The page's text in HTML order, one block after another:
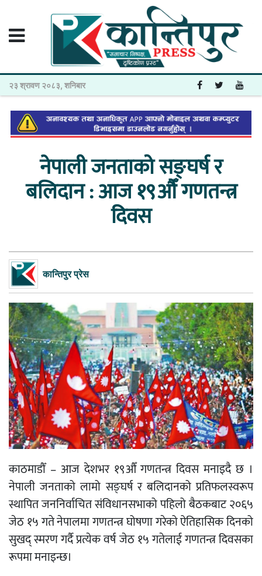
२३ श्रावण २०८३, शनिबार
नेपाली जनताको सङ्घर्ष र
बलिदान : आज १९औँ गणतन्त्र
दिवस
कान्तिपुर प्रेस
काठमाडौँ – आज देशभर १९औँ गणतन्त्र दिवस मनाइदै छ ।
नेपाली जनताको लामो सङ्घर्ष र बलिदानको प्रतिफलस्वरूप
स्थापित जननिर्वाचित संविधानसभाको पहिलो बैठकबाट २०६५
जेठ १५ गते नेपालमा गणतन्त्र घोषणा गरेको ऐतिहासिक दिनको
सुखद् स्मरण गर्दै प्रत्येक वर्ष जेठ १५ गतेलाई गणतन्त्र दिवसका
रूपमा मनाइन्छ।